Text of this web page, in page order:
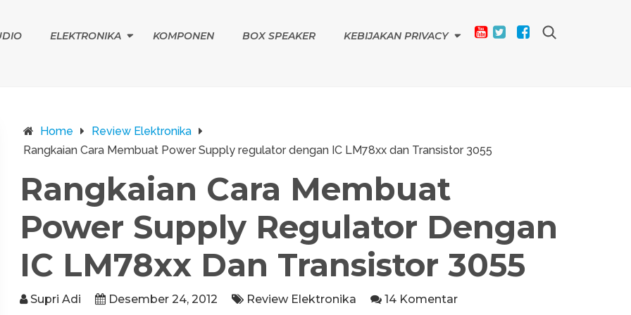
ELEKTRONIKA KOMPONEN BOX SPEAKER KEBIJAKAN PRIVACY
Home
Review Elektronika
Rangkaian Cara Membuat Power Supply regulator dengan IC LM78xx dan Transistor 3055
Rangkaian Cara Membuat
Power Supply Regulator Dengan
IC LM78xx Dan Transistor 3055
Supri Adi Desember 24, 2012 Review Elektronika 14 Komentar